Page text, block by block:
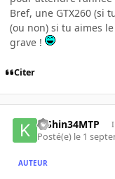
Bref, une GTX260 (si
(ou non) si tu aimes
grave !
Citer
KiShin34MTP
Posté(e) le 1
AUTEUR